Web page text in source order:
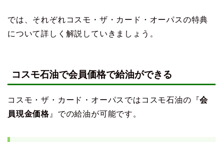
では、それぞれコスモ・ザ・カード・オーパスの特典
について詳しく解説していきましょう。
コスモ石油で会員価格で給油ができる
コスモ・ザ・カード・オーパスではコスモ石油の『会
員現金価格 』での給油が可能です。